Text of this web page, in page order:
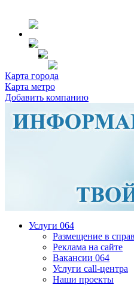
Карта города
Карта метро
Добавить компанию
Услуги 064
Размещение в
Реклама на сайте
Вакансии 064
Услуги call-центра
Наши проекты